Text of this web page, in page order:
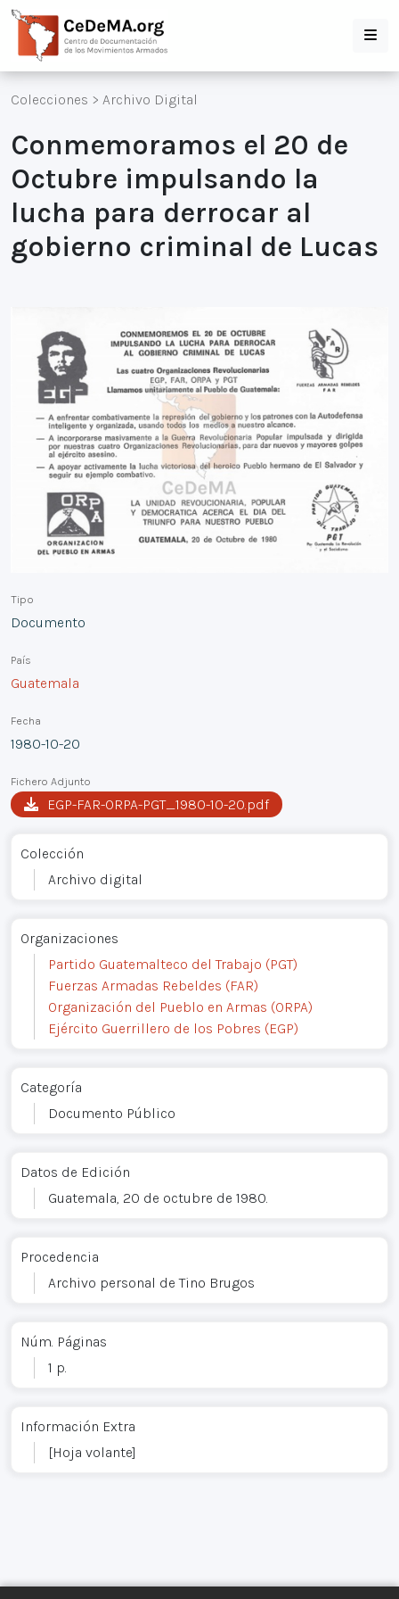
Colecciones > Archivo Digital
Conmemoramos el 20 de
Octubre impulsando la
lucha para derrocar al
gobierno criminal de Lucas
Tipo
Documento
País
Guatemala
Fecha
1980-10-20
Fichero Adjunto
EGP-FAR-ORPA-PGT_1980-10-20.pdf
Colección
Archivo digital
Organizaciones
Partido Guatemalteco del Trabajo (PGT)
Fuerzas Armadas Rebeldes (FAR)
Organización del Pueblo en Armas (ORPA)
Ejército Guerrillero de los Pobres (EGP)
Categoría
Documento Público
Datos de Edición
Guatemala, 20 de octubre de 1980.
Procedencia
Archivo personal de Tino Brugos
Núm. Páginas
1 p.
Información Extra
[Hoja volante]